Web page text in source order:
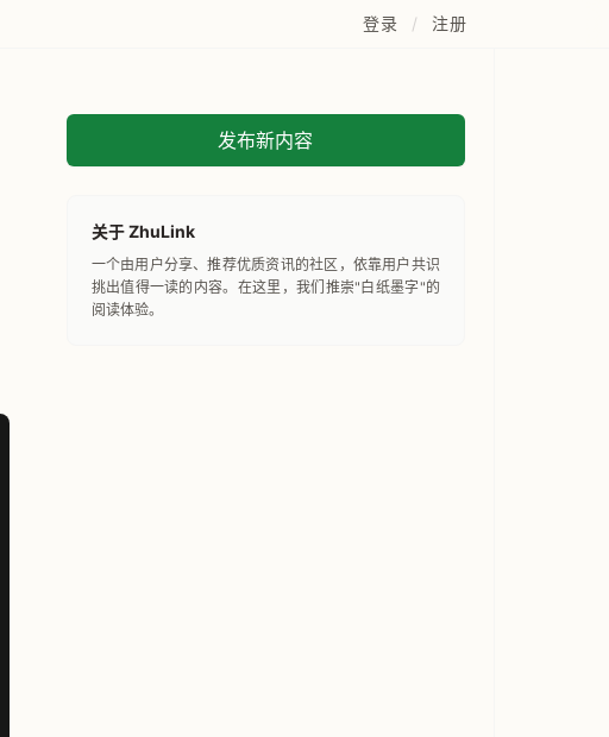
登录 / 注册
发布新内容
关于 ZhuLink
一个由用户分享、推荐优质资讯的社区，依靠用户共识
挑出值得一读的内容。在这里，我们推崇"白纸墨字"的
阅读体验。